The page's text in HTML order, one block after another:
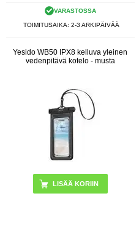
VARASTOSSA
TOIMITUSAIKA: 2-3 ARKIPÄIVÄÄ
Yesido WB50 IPX8 kelluva yleinen
vedenpitävä kotelo - musta